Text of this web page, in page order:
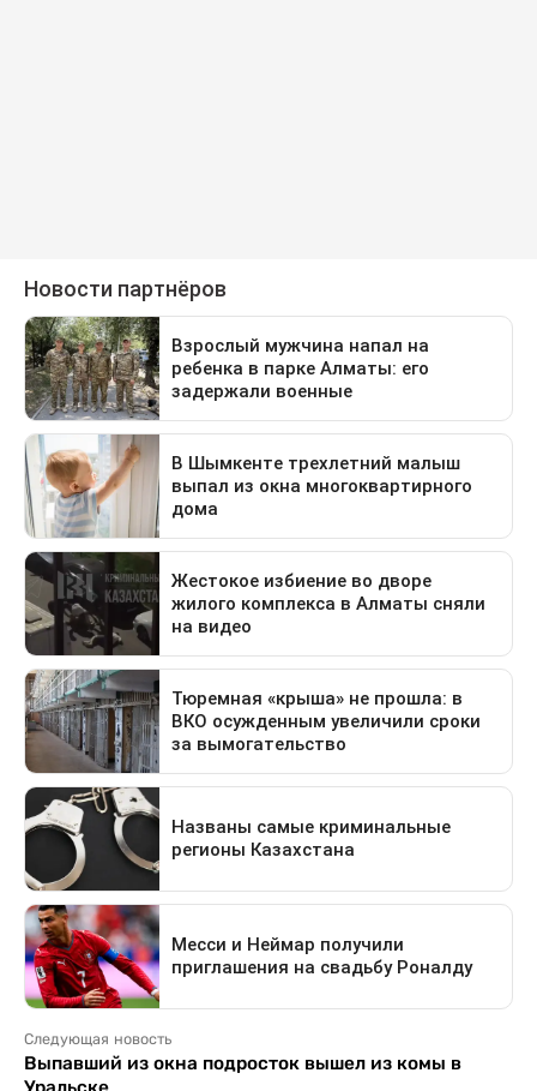
Следующая новость
Выпавший из окна подросток вышел из комы в
Уральске